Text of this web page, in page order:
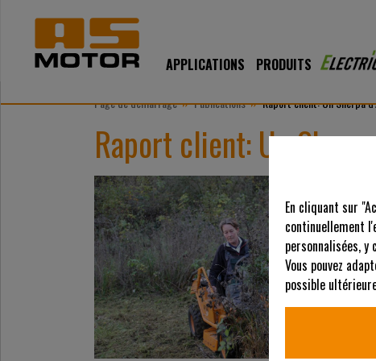
APPLICATIONS PRODUITS
Page de démarrage » Publications » Raport client: Un Sherpa
Raport client: Un
En cliquant sur
continuellement
personnalisées,
Vous pouvez
possible